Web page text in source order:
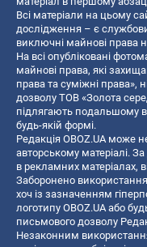
Всі матеріали на цьому
дослідження – є
виключні майнові права
На всі опубліковані
майнові права, які
права та суміжні права»,
дозволу ТОВ «Золота
підлягають подальшому
будь-якій формі.
Редакція OBOZ.UA може
авторському матеріалі. За
в рекламних матеріалах,
Заборонено
хоч із зазначенням
логотипу OBOZ.UA або
письмового дозволу
Незаконним